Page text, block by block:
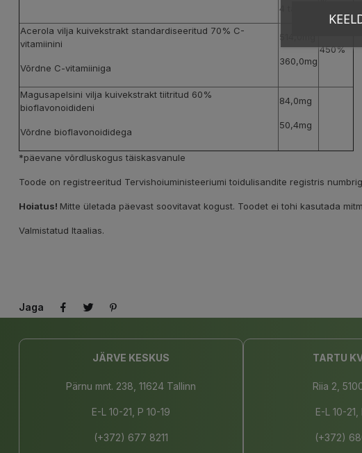
4 tabletti
NRV*
Acerola vilja kuivekstrakt standardiseeritud 70% C-
vitamiinini
Võrdne C-vitamiiniga
514,0mg
360,0mg
450%
Magusapelsini vilja kuivekstrakt tiitritud 60%
bioflavonoidideni
Võrdne bioflavonoididega
84,0mg
50,4mg
*päevane võrdluskogus täiskasvanule
Toode on registreeritud Tervishoiuministeeriumi toidulisandite registris
Hoiatus! Mitte ületada päevast soovitavat kogust. Toodet ei tohi kasutada
Valmistatud Itaalias.
Jaga
JÄRVE KESKUS
Pärnu mnt. 238, 11624 Tallinn
E-L 10-21, P 10-19
(+372) 677 8211
TARTU
Riia 2,
E-L 10-21,
(+372)